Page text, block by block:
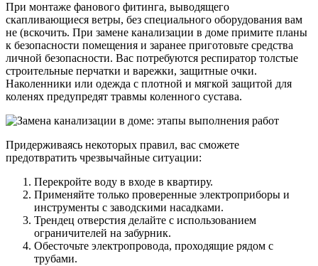
При монтаже фанового фитинга, выводящего
скапливающиеся ветры, без специального оборудования вам
не (вскочить. При замене канализации в доме примите планы
к безопасности помещения и заранее приготовьте средства
личной безопасности. Вас потребуются респиратор толстые
строительные перчатки и варежки, защитные очки.
Наколенники или одежда с плотной и мягкой защитой для
коленях предупредят травмы коленного сустава.
Придерживаясь некоторых правил, вас сможете
предотвратить чрезвычайные ситуации:
Перекройте воду в входе в квартиру.
Применяйте только проверенные электроприборы и
инструменты с заводскими насадками.
Трендец отверстия делайте с использованием
ограничителей на забурник.
Обесточьте электропровода, проходящие рядом с
трубами.